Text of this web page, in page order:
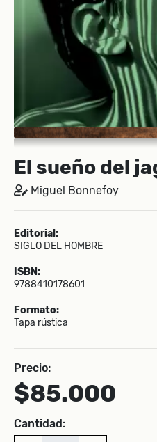
El sueño del
Miguel Bonnefoy
Editorial:
SIGLO DEL HOMBRE
ISBN:
9788410178601
Formato:
Tapa rústica
Precio:
$85.000
Cantidad: